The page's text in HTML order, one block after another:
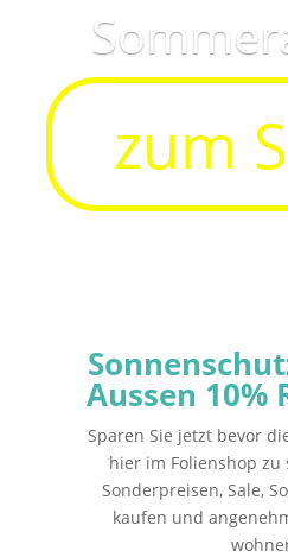
zum
Aussen 10%
Sparen Sie jetzt bevor
hier im Folienshop
Sonderpreisen, Sale,
kaufen und